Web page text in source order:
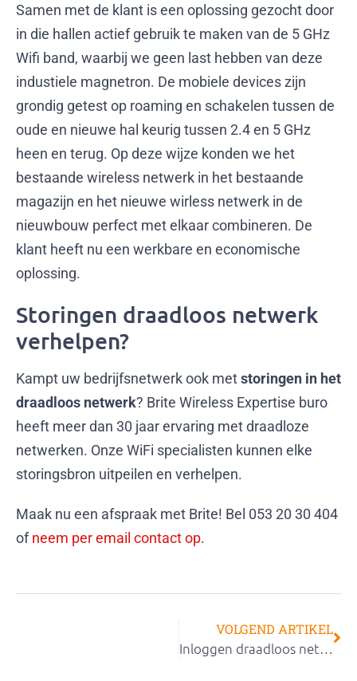
Samen met de klant is een oplossing gezocht door
in die hallen actief gebruik te maken van de 5 GHz
Wifi band, waarbij we geen last hebben van deze
industiele magnetron. De mobiele devices zijn
grondig getest op roaming en schakelen tussen de
oude en nieuwe hal keurig tussen 2.4 en 5 GHz
heen en terug. Op deze wijze konden we het
bestaande wireless netwerk in het bestaande
magazijn en het nieuwe wirless netwerk in de
nieuwbouw perfect met elkaar combineren. De
klant heeft nu een werkbare en economische
oplossing.
Storingen draadloos netwerk
verhelpen?
Kampt uw bedrijfsnetwerk ook metstoringen in het
draadloos netwerk? Brite Wireless Expertise buro
heeft meer dan 30 jaar ervaring met draadloze
netwerken. Onze WiFi specialisten kunnen elke
storingsbron uitpeilen en verhelpen.
Maak nu een afspraak met Brite! Bel 053 20 30 404
ofneem per email contact op.
VOLGEND ARTIKEL
Inloggen draadloos netwerk duurt 12 minuten?